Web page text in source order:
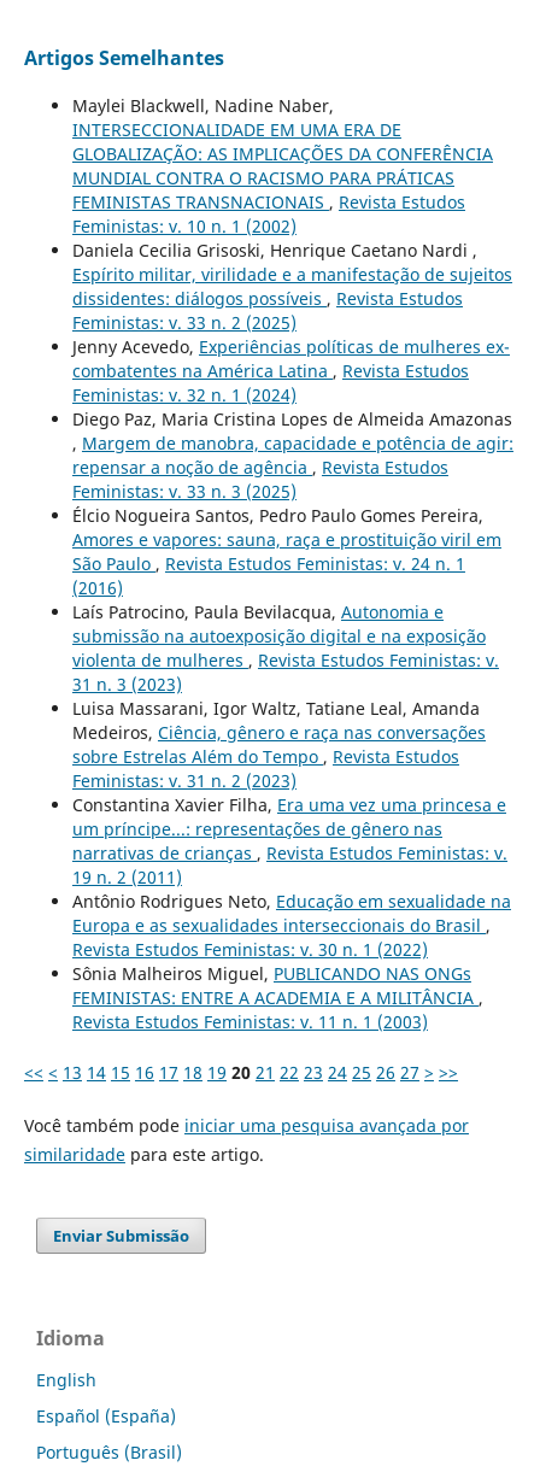
Artigos Semelhantes
Maylei Blackwell, Nadine Naber,
INTERSECCIONALIDADE EM UMA ERA DE
GLOBALIZAÇÃO: AS IMPLICAÇÕES DA CONFERÊNCIA
MUNDIAL CONTRA O RACISMO PARA PRÁTICAS
FEMINISTAS TRANSNACIONAIS , Revista Estudos
Feministas: v. 10 n. 1 (2002)
Daniela Cecilia Grisoski, Henrique Caetano Nardi ,
Espírito militar, virilidade e a manifestação de sujeitos
dissidentes: diálogos possíveis , Revista Estudos
Feministas: v. 33 n. 2 (2025)
Jenny Acevedo, Experiências políticas de mulheres ex-
combatentes na América Latina , Revista Estudos
Feministas: v. 32 n. 1 (2024)
Diego Paz, Maria Cristina Lopes de Almeida Amazonas
, Margem de manobra, capacidade e potência de agir:
repensar a noção de agência , Revista Estudos
Feministas: v. 33 n. 3 (2025)
Élcio Nogueira Santos, Pedro Paulo Gomes Pereira,
Amores e vapores: sauna, raça e prostituição viril em
São Paulo , Revista Estudos Feministas: v. 24 n. 1
(2016)
Laís Patrocino, Paula Bevilacqua, Autonomia e
submissão na autoexposição digital e na exposição
violenta de mulheres , Revista Estudos Feministas: v.
31 n. 3 (2023)
Luisa Massarani, Igor Waltz, Tatiane Leal, Amanda
Medeiros, Ciência, gênero e raça nas conversações
sobre Estrelas Além do Tempo , Revista Estudos
Feministas: v. 31 n. 2 (2023)
Constantina Xavier Filha, Era uma vez uma princesa e
um príncipe...: representações de gênero nas
narrativas de crianças , Revista Estudos Feministas: v.
19 n. 2 (2011)
Antônio Rodrigues Neto, Educação em sexualidade na
Europa e as sexualidades interseccionais do Brasil ,
Revista Estudos Feministas: v. 30 n. 1 (2022)
Sônia Malheiros Miguel, PUBLICANDO NAS ONGs
FEMINISTAS: ENTRE A ACADEMIA E A MILITÂNCIA ,
Revista Estudos Feministas: v. 11 n. 1 (2003)
<< < 13 14 15 16 17 18 19 20 21 22 23 24 25 26 27 > >>
Você também pode iniciar uma pesquisa avançada por
similaridadepara este artigo.
Enviar Submissão
Idioma
English
Español (España)
Português (Brasil)